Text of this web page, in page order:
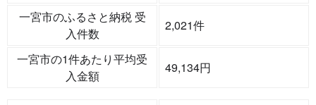
一宮市のふるさと納税 受
入件数
2,021件
一宮市の1件あたり平均受
入金額
49,134円